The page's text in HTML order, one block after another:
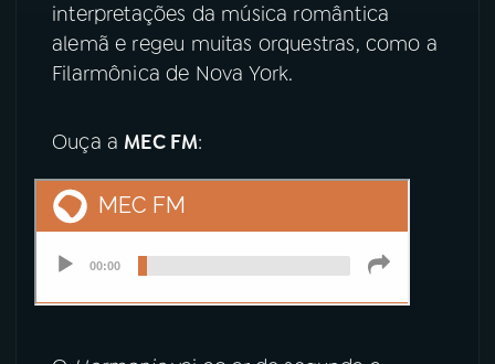
ACOMPANHE A RÁDIO MEC
YouTube Facebook
TikTok
interpretações da música romântica
alemã e regeu muitas orquestras, como a
Filarmônica de Nova York.
Ouça a MEC FM: